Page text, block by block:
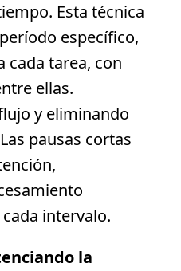
Esta técnica
específico,
cada tarea, con
ellas.
y eliminando
pausas cortas
intervalo.
la